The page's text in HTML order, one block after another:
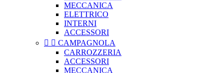
MECCANICA
ELETTRICO
INTERNI
ACCESSORI
  CAMPAGNOLA
CARROZZERIA
ACCESSORI
MECCANICA